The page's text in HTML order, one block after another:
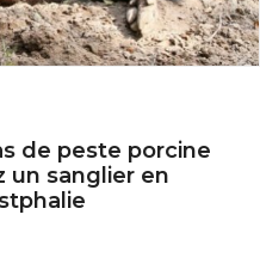
de peste porcine
un sanglier en